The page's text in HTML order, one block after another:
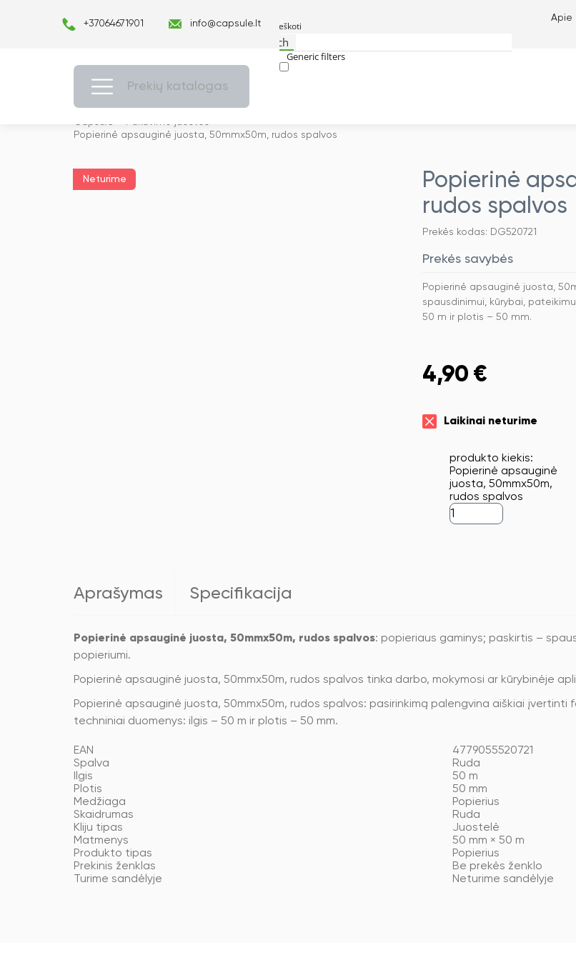
+37064671901 info@capsule.lt
Search
Generic filters
Apie
Prekių katalogas
Capsulė Pakavimo juostos
Popierinė apsauginė juosta, 50mmx50m, rudos spalvos
Neturime
Popierinė
rudos spalvos
Prekės kodas: DG520721
Prekės savybės
Popierinė apsauginė juosta,
spausdinimui, kūrybai,
50 m ir plotis – 50 mm.
4,90 €
Laikinai neturime
produkto kiekis:
Popierinė apsauginė
juosta, 50mmx50m,
rudos spalvos
Aprašymas Specifikacija
Popierinė apsauginė juosta, 50mmx50m, rudos spalvos: popieriaus gaminys; paskirtis –
popieriumi.
Popierinė apsauginė juosta, 50mmx50m, rudos spalvos tinka darbo, mokymosi ar kūrybinėje
Popierinė apsauginė juosta, 50mmx50m, rudos spalvos: pasirinkimą palengvina aiškiai
techniniai duomenys: ilgis – 50 m ir plotis – 50 mm.
EAN
4779055520721
Spalva
Ruda
Ilgis
50 m
Plotis
50 mm
Medžiaga
Popierius
Skaidrumas
Ruda
Kliju tipas
Juostelė
Matmenys
50 mm × 50 m
Produkto tipas
Popierius
Prekinis ženklas
Be prekės ženklo
Turime sandėlyje
Neturime sandėlyje